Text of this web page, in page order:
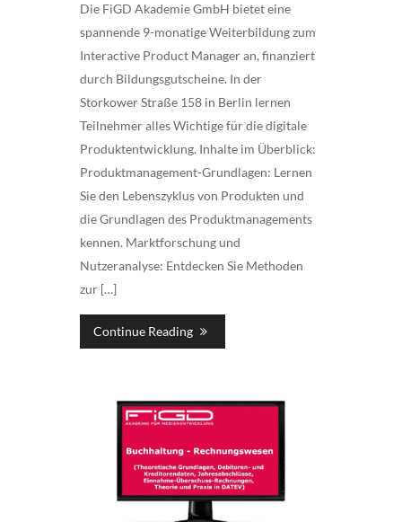
Die FiGD Akademie GmbH bietet eine
spannende 9-monatige Weiterbildung zum
Interactive Product Manager an, finanziert
durch Bildungsgutscheine. In der
Storkower Straße 158 in Berlin lernen
Teilnehmer alles Wichtige für die digitale
Produktentwicklung. Inhalte im Überblick:
Produktmanagement-Grundlagen: Lernen
Sie den Lebenszyklus von Produkten und
die Grundlagen des Produktmanagements
kennen. Marktforschung und
Nutzeranalyse: Entdecken Sie Methoden
zur […]
Continue Reading